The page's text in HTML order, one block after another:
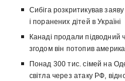
Сибіга розкритикував
і поранених дітей в Україні
Канаді продали
згодом він потопив
Понад 300 тис. сімей на
світла через атаку РФ,